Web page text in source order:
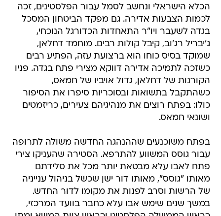
הכלא הישראלי ונחשב לסמל עבור הפלסטינים, זכה
לכמות הצבעות אדירה. גם מפקד הביטחון המסכל
בגדה לשעבר ויו"ר התאחדות הכדורגל הנוכחי,
ג'יבריל רג'וב, קיבל קולות רבים. מוחמד דחלאן,
שמוקד בסיס כוחו הוא ברצועת עזה, הפתיע רבים
כשזכה לתמיכה אדירה דווקא מצירי פתח בגדה. פניו
הקורנות של דחלאן, גדול אויביו של חמאס,
כשהתקבל בתשואות ובסוכריות סיפרו את הסיפור
כולו: בפתח רוצים את מנהיגיהם צעירים, כריזמטים
ושונאי חמאס.
בפתח משוכנעים שההנהגה החדשה משולה לתרופה
עבור גוסס המשווע להתרפא. הסטירה שהעניקו צירי
פתח לאבו עלא מבטאת יותר מכל את סלידתם
מאותו "גוסס", מאותו דור ישן שכשל בניהול ענייניה
של הרשות וסרב לפנות את מקומו לדור החדש.
במשך שנים שימש אבו עלא כחבר בוועד המרכזי,